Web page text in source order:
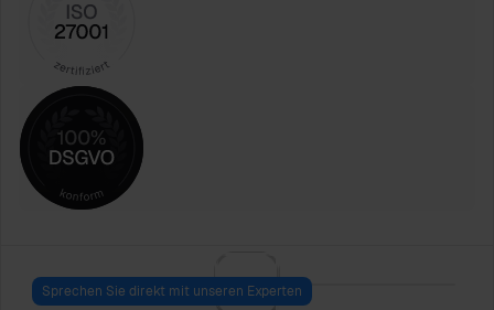
Sprechen Sie direkt mit unseren Experten